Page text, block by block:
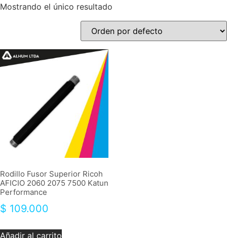
Mostrando el único resultado
Rodillo Fusor Superior Ricoh
AFICIO 2060 2075 7500 Katun
Performance
$ 109.000
Añadir al carrito